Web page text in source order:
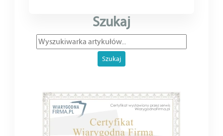
Szukaj